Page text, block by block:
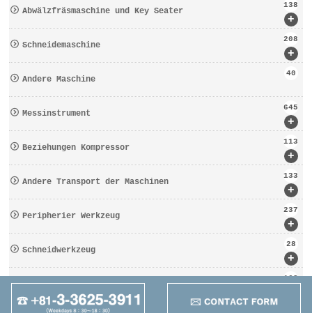
+
Abwälzfräsmaschine und Key Seater
138
+
Schneidemaschine
208
Andere Maschine
40
+
Messinstrument
645
+
Beziehungen Kompressor
113
+
Andere Transport der Maschinen
133
+
Peripherier Werkzeug
237
+
Schneidwerkzeug
28
Werkzeugbezogen
162